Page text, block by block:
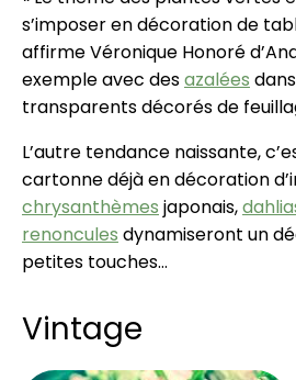
s’imposer en décoration de
affirme Véronique Honoré
exemple avec desazalées
transparents décorés de
L’autre tendance naissante,
cartonne déjà en décoration
chrysanthèmes japonais,
renoncules dynamiseront un
petites touches…
Vintage